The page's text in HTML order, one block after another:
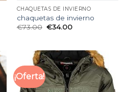
CHAQUETAS DE INVIERNO
chaquetas de invierno
€73.00 €34.00
¡Oferta!